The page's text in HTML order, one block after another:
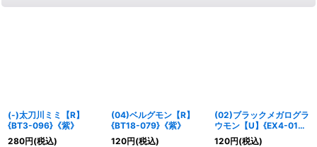
(-)太刀川ミミ【R】
{BT3-096}《紫》
280円(税込)
(04)ベルグモン【R】
{BT18-079}《紫》
120円(税込)
(02)ブラックメガログラ
ウモン【U】{EX4-010}
《多》
120円(税込)